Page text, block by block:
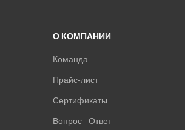
О КОМПАНИИ
Команда
Прайс-лист
Сертификаты
Вопрос - Ответ